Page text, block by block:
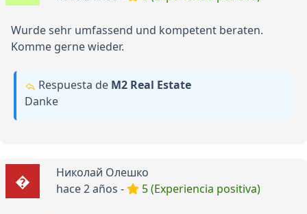
Wurde sehr umfassend und kompetent beraten.
Komme gerne wieder.
Respuesta de М2 Real Estate
Danke
Николай Олешко
hace 2 años -
5 (Experiencia positiva)